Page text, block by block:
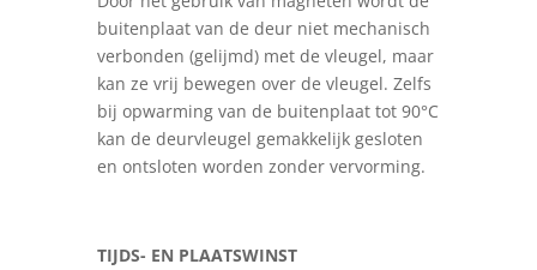
buitenplaat van de deur niet mechanisch
verbonden (gelijmd) met de vleugel, maar
kan ze vrij bewegen over de vleugel. Zelfs
bij opwarming van de buitenplaat tot 90°C
kan de deurvleugel gemakkelijk gesloten
en ontsloten worden zonder vervorming.
TIJDS- EN PLAATSWINST